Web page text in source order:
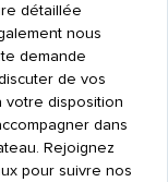
détaillée
nous
demande
de vos
votre disposition
dans
Rejoignez
pour suivre nos